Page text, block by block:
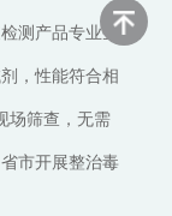
测产品专业生
，性能符合相
场筛查，无需
市开展整治毒